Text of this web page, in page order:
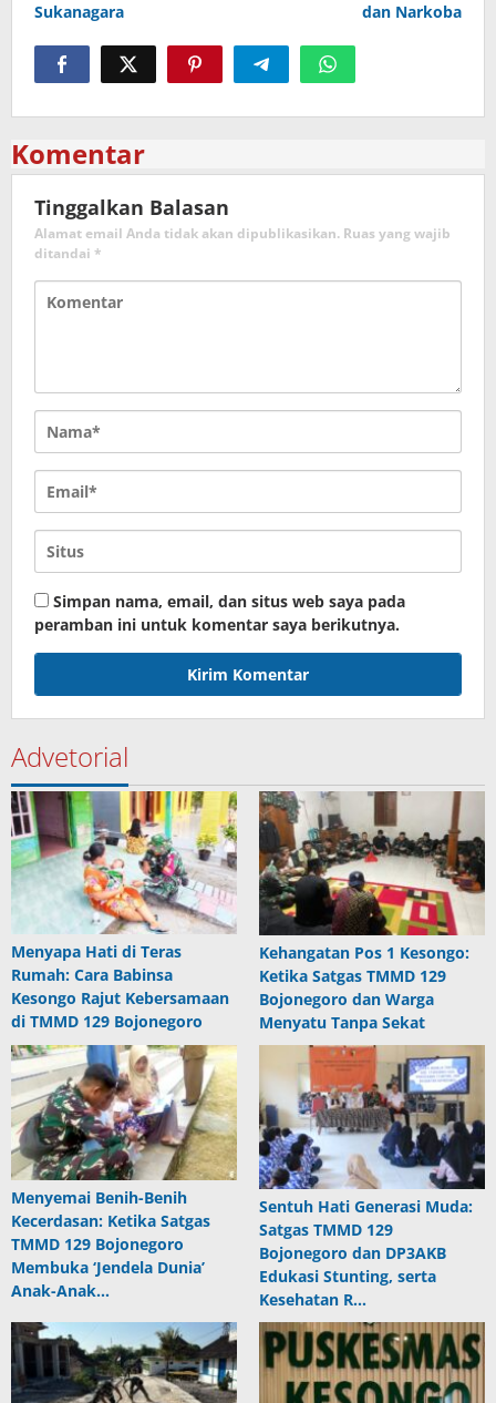
Sukanagara
dan Narkoba
Komentar
Tinggalkan Balasan
Alamat email Anda tidak akan dipublikasikan. Ruas yang wajib
ditandai *
Simpan nama, email, dan situs web saya pada
peramban ini untuk komentar saya berikutnya.
Advetorial
Menyapa Hati di Teras
Rumah: Cara Babinsa
Kesongo Rajut Kebersamaan
di TMMD 129 Bojonegoro
Kehangatan Pos 1 Kesongo:
Ketika Satgas TMMD 129
Bojonegoro dan Warga
Menyatu Tanpa Sekat
Menyemai Benih-Benih
Kecerdasan: Ketika Satgas
TMMD 129 Bojonegoro
Membuka ‘Jendela Dunia’
Anak-Anak…
Sentuh Hati Generasi Muda:
Satgas TMMD 129
Bojonegoro dan DP3AKB
Edukasi Stunting, serta
Kesehatan R…